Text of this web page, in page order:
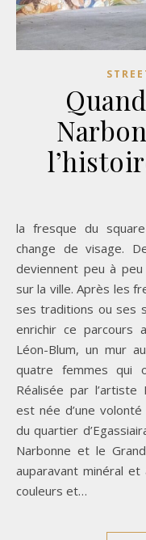
la fresque du square Thérèse-et-Léon-Blum Narbonne
change de visage.
deviennent peu à
sur la ville. Après les
ses traditions ou ses
enrichir ce parcours
Léon-Blum, un mur
quatre femmes qui
Réalisée par
est née d’une
du quartier
Narbonne et le
auparavant minéral
couleurs et…